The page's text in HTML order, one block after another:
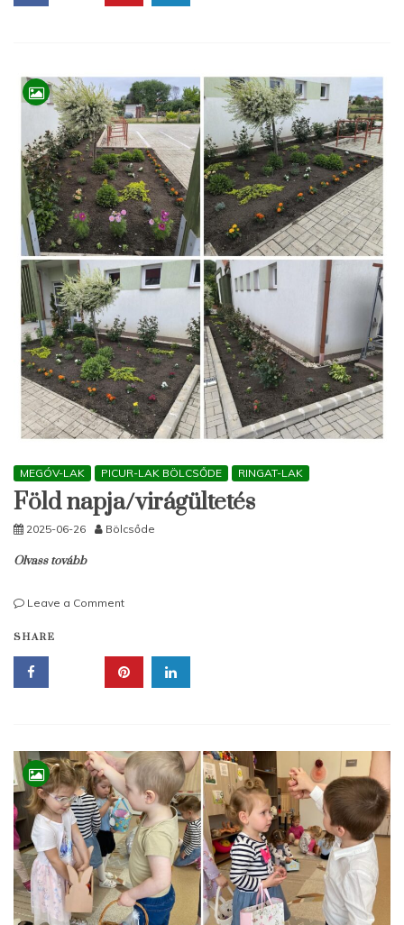
MEGÓV-LAK PICUR-LAK BÖLCSŐDE RINGAT-LAK
Föld napja/virágültetés
2025-06-26 Bölcsőde
Olvass tovább
Leave a Commenton
SHARE